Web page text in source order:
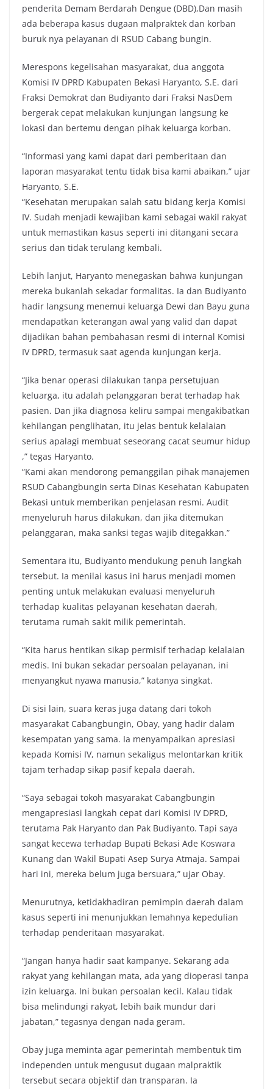
penderita Demam Berdarah Dengue (DBD),Dan masih
ada beberapa kasus dugaan malpraktek dan korban
buruk nya pelayanan di RSUD Cabang bungin.
Merespons kegelisahan masyarakat, dua anggota
Komisi IV DPRD Kabupaten Bekasi Haryanto, S.E. dari
Fraksi Demokrat dan Budiyanto dari Fraksi NasDem
bergerak cepat melakukan kunjungan langsung ke
lokasi dan bertemu dengan pihak keluarga korban.
“Informasi yang kami dapat dari pemberitaan dan
laporan masyarakat tentu tidak bisa kami abaikan,” ujar
Haryanto, S.E.
“Kesehatan merupakan salah satu bidang kerja Komisi
IV. Sudah menjadi kewajiban kami sebagai wakil rakyat
untuk memastikan kasus seperti ini ditangani secara
serius dan tidak terulang kembali.
Lebih lanjut, Haryanto menegaskan bahwa kunjungan
mereka bukanlah sekadar formalitas. Ia dan Budiyanto
hadir langsung menemui keluarga Dewi dan Bayu guna
mendapatkan keterangan awal yang valid dan dapat
dijadikan bahan pembahasan resmi di internal Komisi
IV DPRD, termasuk saat agenda kunjungan kerja.
“Jika benar operasi dilakukan tanpa persetujuan
keluarga, itu adalah pelanggaran berat terhadap hak
pasien. Dan jika diagnosa keliru sampai mengakibatkan
kehilangan penglihatan, itu jelas bentuk kelalaian
serius apalagi membuat seseorang cacat seumur hidup
,” tegas Haryanto.
“Kami akan mendorong pemanggilan pihak manajemen
RSUD Cabangbungin serta Dinas Kesehatan Kabupaten
Bekasi untuk memberikan penjelasan resmi. Audit
menyeluruh harus dilakukan, dan jika ditemukan
pelanggaran, maka sanksi tegas wajib ditegakkan.”
Sementara itu, Budiyanto mendukung penuh langkah
tersebut. Ia menilai kasus ini harus menjadi momen
penting untuk melakukan evaluasi menyeluruh
terhadap kualitas pelayanan kesehatan daerah,
terutama rumah sakit milik pemerintah.
“Kita harus hentikan sikap permisif terhadap kelalaian
medis. Ini bukan sekadar persoalan pelayanan, ini
menyangkut nyawa manusia,” katanya singkat.
Di sisi lain, suara keras juga datang dari tokoh
masyarakat Cabangbungin, Obay, yang hadir dalam
kesempatan yang sama. Ia menyampaikan apresiasi
kepada Komisi IV, namun sekaligus melontarkan kritik
tajam terhadap sikap pasif kepala daerah.
“Saya sebagai tokoh masyarakat Cabangbungin
mengapresiasi langkah cepat dari Komisi IV DPRD,
terutama Pak Haryanto dan Pak Budiyanto. Tapi saya
sangat kecewa terhadap Bupati Bekasi Ade Koswara
Kunang dan Wakil Bupati Asep Surya Atmaja. Sampai
hari ini, mereka belum juga bersuara,” ujar Obay.
Menurutnya, ketidakhadiran pemimpin daerah dalam
kasus seperti ini menunjukkan lemahnya kepedulian
terhadap penderitaan masyarakat.
“Jangan hanya hadir saat kampanye. Sekarang ada
rakyat yang kehilangan mata, ada yang dioperasi tanpa
izin keluarga. Ini bukan persoalan kecil. Kalau tidak
bisa melindungi rakyat, lebih baik mundur dari
jabatan,” tegasnya dengan nada geram.
Obay juga meminta agar pemerintah membentuk tim
independen untuk mengusut dugaan malpraktik
tersebut secara objektif dan transparan. Ia